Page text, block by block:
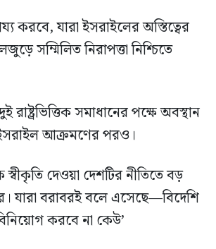
করবে, যারা ইসরাইলের অস্তিত্বের
সম্মিলিত নিরাপত্তা নিশ্চিতে
রাষ্ট্রভিত্তিক সমাধানের পক্ষে অবস্থান
আক্রমণের পরও।
স্বীকৃতি দেওয়া দেশটির নীতিতে বড়
যারা বরাবরই বলে এসেছে—বিদেশি
করবে না কেউ’